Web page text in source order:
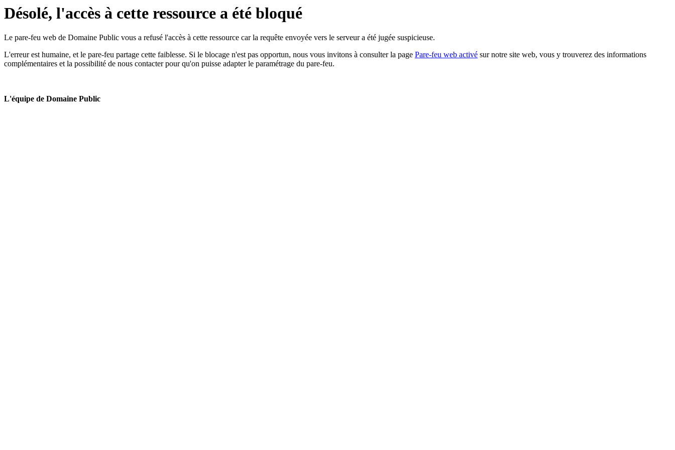
Désolé, l'accès à cette ressource a été bloqué
Le pare-feu web de Domaine Public vous a refusé l'accès à cette ressource car la requête envoyée vers le serveur a été jugée suspicieuse.
L'erreur est humaine, et le pare-feu partage cette faiblesse. Si le blocage n'est pas opportun, nous vous invitons à consulter la page Pare-feu web activé sur notre site web, vous y trouverez des informations
complémentaires et la possibilité de nous contacter pour qu'on puisse adapter le paramétrage du pare-feu.
L'équipe de Domaine Public